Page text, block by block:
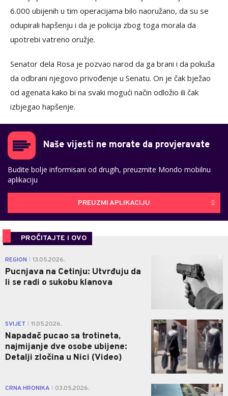
6.000 ubijenih u tim operacijama bilo naoružano, da su se
odupirali hapšenju i da je policija zbog toga morala da
upotrebi vatreno oružje.
Senator dela Rosa je pozvao narod da ga brani i da pokuša
da odbrani njegovo privođenje u Senatu. On je čak bježao
od agenata kako bi na svaki mogući način odložio ili čak
izbjegao hapšenje.
Naše vijesti ne morate da provjeravate
Budite bolje informisani od drugih, preuzmite Mondo mobilnu
aplikaciju
PREUZMI APLIKACIJU
PROČITAJTE I OVO
REGION 13.05.2026.
Pucnjava na Cetinju: Utvrđuju da
li se radi o sukobu klanova
0
SVIJET 11.05.2026.
Napadač pucao sa trotineta,
najmijanje dve osobe ubijene:
Detalji zločina u Nici (Video)
0
CRNA HRONIKA 03.05.2026. 0